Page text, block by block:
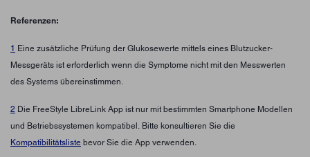
Referenzen:
1 Eine zusätzliche Prüfung der Glukosewerte mittels eines Blutzucker-
Messgeräts ist erforderlich wenn die Symptome nicht mit den Messwerten
des Systems übereinstimmen.
2 Die FreeStyle LibreLink App ist nur mit bestimmten Smartphone Modellen
und Betriebssystemen kompatibel. Bitte konsultieren Sie die
Kompatibilitätsliste bevor Sie die App verwenden.